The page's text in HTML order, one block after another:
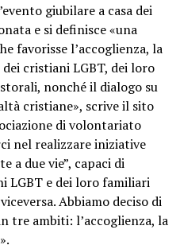
giubilare a casa dei
e si definisce «una
favorisse l’accoglienza, la
cristiani LGBT, dei loro
nonché il dialogo su
cristiane», scrive il sito
di volontariato
nel realizzare iniziative
a due vie”, capaci di
LGBT e dei loro familiari
Abbiamo deciso di
tre ambiti: l’accoglienza, la